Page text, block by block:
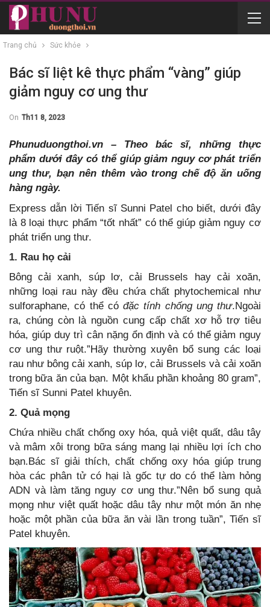
Trang chủ Sức khỏe
Bác sĩ liệt kê thực phẩm “vàng” giúp
giảm nguy cơ ung thư
On Th11 8, 2023
Phunuduongthoi.vn – Theo bác sĩ, những thực
phẩm dưới đây có thể giúp giảm nguy cơ phát triển
ung thư, bạn nên thêm vào trong chế độ ăn uống
hàng ngày.
Express dẫn lời Tiến sĩ Sunni Patel cho biết, dưới đây
là 8 loại thực phẩm “tốt nhất” có thể giúp giảm nguy cơ
phát triển ung thư.
1. Rau họ cải
Bông cải xanh, súp lơ, cải Brussels hay cải xoăn,
những loại rau này đều chứa chất phytochemical như
sulforaphane, có thể có đặc tính chống ung thư.Ngoài
ra, chúng còn là nguồn cung cấp chất xơ hỗ trợ tiêu
hóa, giúp duy trì cân nặng ổn định và có thể giảm nguy
cơ ung thư ruột.”Hãy thường xuyên bổ sung các loại
rau như bông cải xanh, súp lơ, cải Brussels và cải xoăn
trong bữa ăn của bạn. Một khẩu phần khoảng 80 gram”,
Tiến sĩ Sunni Patel khuyên.
2. Quả mọng
Chứa nhiều chất chống oxy hóa, quả việt quất, dâu tây
và mâm xôi trong bữa sáng mang lại nhiều lợi ích cho
bạn.Bác sĩ giải thích, chất chống oxy hóa giúp trung
hòa các phân tử có hại là gốc tự do có thể làm hỏng
ADN và làm tăng nguy cơ ung thư.”Nên bổ sung quả
mọng như việt quất hoặc dâu tây như một món ăn nhẹ
hoặc một phần của bữa ăn vài lần trong tuần”, Tiến sĩ
Patel khuyên.